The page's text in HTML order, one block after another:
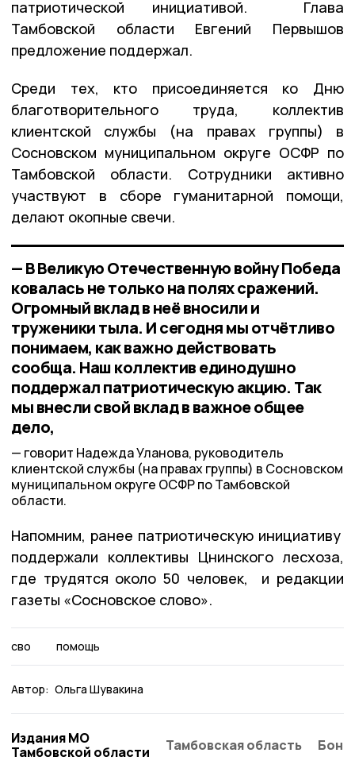
патриотической инициативой. Глава
Тамбовской области Евгений Первышов
предложение поддержал.
Среди тех, кто присоединяется ко Дню
благотворительного труда, коллектив
клиентской службы (на правах группы) в
Сосновском муниципальном округе ОСФР по
Тамбовской области. Сотрудники активно
участвуют в сборе гуманитарной помощи,
делают окопные свечи.
— В Великую Отечественную войну Победа
ковалась не только на полях сражений.
Огромный вклад в неё вносили и
труженики тыла. И сегодня мы отчётливо
понимаем, как важно действовать
сообща. Наш коллектив единодушно
поддержал патриотическую акцию. Так
мы внесли свой вклад в важное общее
дело,
говорит Надежда Уланова, руководитель
клиентской службы (на правах группы) в Сосновском
муниципальном округе ОСФР по Тамбовской
области.
Напомним, ранее патриотическую инициативу
поддержали коллективы Цнинского лесхоза,
где трудятся около 50 человек, и редакции
газеты «Сосновское слово».
сво помощь
Автор: Ольга Шувакина
Издания МО
Тамбовской области
Тамбовская область